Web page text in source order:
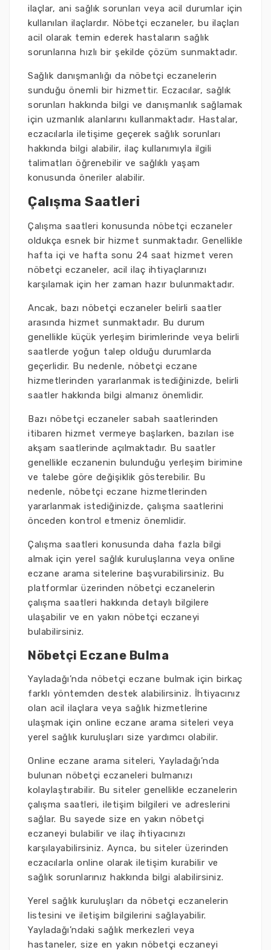
ilaçlar, ani sağlık sorunları veya acil durumlar için
kullanılan ilaçlardır. Nöbetçi eczaneler, bu ilaçları
acil olarak temin ederek hastaların sağlık
sorunlarına hızlı bir şekilde çözüm sunmaktadır.
Sağlık danışmanlığı da nöbetçi eczanelerin
sunduğu önemli bir hizmettir. Eczacılar, sağlık
sorunları hakkında bilgi ve danışmanlık sağlamak
için uzmanlık alanlarını kullanmaktadır. Hastalar,
eczacılarla iletişime geçerek sağlık sorunları
hakkında bilgi alabilir, ilaç kullanımıyla ilgili
talimatları öğrenebilir ve sağlıklı yaşam
konusunda öneriler alabilir.
Çalışma Saatleri
Çalışma saatleri konusunda nöbetçi eczaneler
oldukça esnek bir hizmet sunmaktadır. Genellikle
hafta içi ve hafta sonu 24 saat hizmet veren
nöbetçi eczaneler, acil ilaç ihtiyaçlarınızı
karşılamak için her zaman hazır bulunmaktadır.
Ancak, bazı nöbetçi eczaneler belirli saatler
arasında hizmet sunmaktadır. Bu durum
genellikle küçük yerleşim birimlerinde veya belirli
saatlerde yoğun talep olduğu durumlarda
geçerlidir. Bu nedenle, nöbetçi eczane
hizmetlerinden yararlanmak istediğinizde, belirli
saatler hakkında bilgi almanız önemlidir.
Bazı nöbetçi eczaneler sabah saatlerinden
itibaren hizmet vermeye başlarken, bazıları ise
akşam saatlerinde açılmaktadır. Bu saatler
genellikle eczanenin bulunduğu yerleşim birimine
ve talebe göre değişiklik gösterebilir. Bu
nedenle, nöbetçi eczane hizmetlerinden
yararlanmak istediğinizde, çalışma saatlerini
önceden kontrol etmeniz önemlidir.
Çalışma saatleri konusunda daha fazla bilgi
almak için yerel sağlık kuruluşlarına veya online
eczane arama sitelerine başvurabilirsiniz. Bu
platformlar üzerinden nöbetçi eczanelerin
çalışma saatleri hakkında detaylı bilgilere
ulaşabilir ve en yakın nöbetçi eczaneyi
bulabilirsiniz.
Nöbetçi Eczane Bulma
Yayladağı’nda nöbetçi eczane bulmak için birkaç
farklı yöntemden destek alabilirsiniz. İhtiyacınız
olan acil ilaçlara veya sağlık hizmetlerine
ulaşmak için online eczane arama siteleri veya
yerel sağlık kuruluşları size yardımcı olabilir.
Online eczane arama siteleri, Yayladağı’nda
bulunan nöbetçi eczaneleri bulmanızı
kolaylaştırabilir. Bu siteler genellikle eczanelerin
çalışma saatleri, iletişim bilgileri ve adreslerini
sağlar. Bu sayede size en yakın nöbetçi
eczaneyi bulabilir ve ilaç ihtiyacınızı
karşılayabilirsiniz. Ayrıca, bu siteler üzerinden
eczacılarla online olarak iletişim kurabilir ve
sağlık sorunlarınız hakkında bilgi alabilirsiniz.
Yerel sağlık kuruluşları da nöbetçi eczanelerin
listesini ve iletişim bilgilerini sağlayabilir.
Yayladağı’ndaki sağlık merkezleri veya
hastaneler, size en yakın nöbetçi eczaneyi